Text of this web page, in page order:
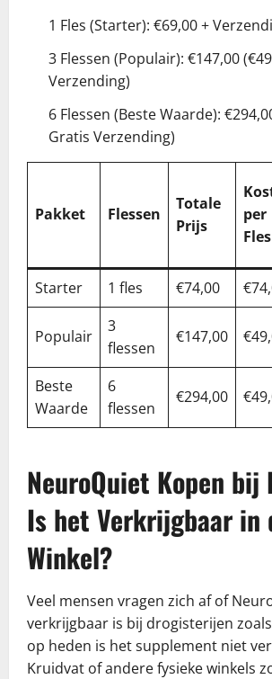
1 Fles (Starter): €69,00 +
3 Flessen (Populair): €147,00
Verzending)
6 Flessen (Beste Waarde):
Gratis Verzending)
Pakket Flessen
Totale
Prijs
per
Fles
Starter
1 fles €74,00
Populair
3
flessen
€147,00
Beste
Waarde
6
flessen
€294,00
NeuroQuiet Kopen
Is het Verkrijgbaar in
Winkel?
Veel mensen vragen zich af of
verkrijgbaar is bij drogisterijen
op heden is het supplement niet
Kruidvat of andere fysieke winkels